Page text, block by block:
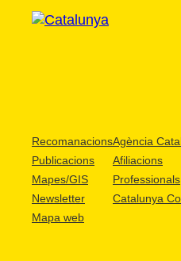
Recomanacions
Publicacions
Mapes/GIS
Newsletter
Mapa web
Agència
Afiliacions
Professionals
Catalunya